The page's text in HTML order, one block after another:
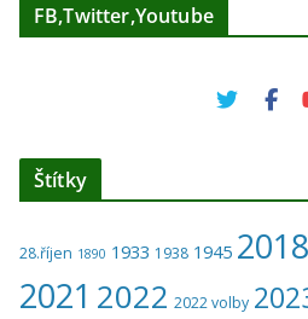
FB,Twitter,Youtube
Štítky
28.říjen 1890 1933 1938 1945 2018
2021 2022 2022 volby